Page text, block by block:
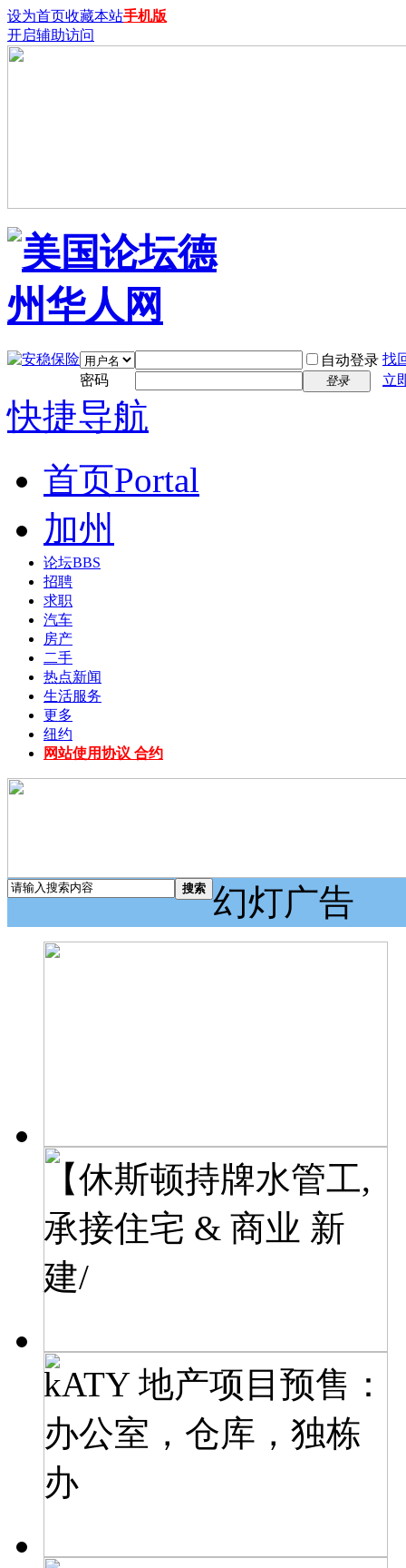
设为首页收藏本站手机版
开启辅助访问
自动登录 找
密码
登录 立
快捷导航
首页Portal
加州
论坛BBS
招聘
求职
汽车
房产
二手
热点新闻
生活服务
更多
纽约
网站使用协议 合约
搜索 幻灯广告
【休斯顿持牌水管工,
承接住宅 & 商业 新
建/
kATY 地产项目预售：
办公室，仓库，独栋
办